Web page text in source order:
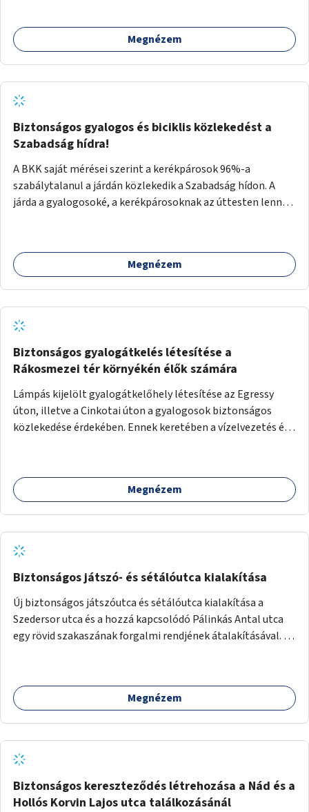
kereszteződésben.
Megnézem
Biztonságos gyalogos és biciklis közlekedést a
Szabadság hídra!
A BKK saját mérései szerint a kerékpárosok 96%-a
szabálytalanul a járdán közlekedik a Szabadság hídon. A
járda a gyalogosoké, a kerékpárosoknak az úttesten lenne a
biciklisek kapjanak külön lámpaciklust, hogy ne az autókkal
együtt kelljen felhajtaniuk a hídra, és fessék fel az
Megnézem
Biztonságos gyalogátkelés létesítése a
Rákosmezei tér környékén élők számára
Lámpás kijelölt gyalogátkelőhely létesítése az Egressy
úton, illetve a Cinkotai úton a gyalogosok biztonságos
közlekedése érdekében. Ennek keretében a vízelvezetés és
Megnézem
Biztonságos játszó- és sétálóutca kialakítása
Új biztonságos játszóutca és sétálóutca kialakítása a
Szedersor utca és a hozzá kapcsolódó Pálinkás Antal utca
egy rövid szakaszának forgalmi rendjének átalakításával. A
utcán játszó gyermekek védelmének érdekében.
Megnézem
Biztonságos kereszteződés létrehozása a Nád és a
Hollós Korvin Lajos utca találkozásánál